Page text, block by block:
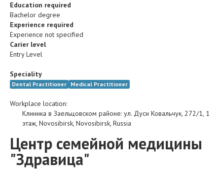
Education required
Bachelor degree
Experience required
Experience not specified
Carier level
Entry Level
Speciality
Dental Practitioner Medical Practitioner
Workplace location:
Клиника в Заельцовском районе: ул. Дуси Ковальчук, 272/1, 1
этаж, Novosibirsk, Novosibirsk, Russia
Центр семейной медицины
"Здравица"